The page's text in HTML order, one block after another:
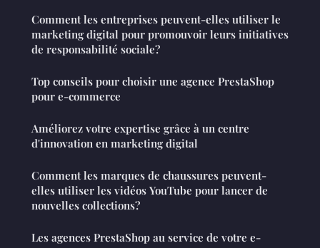
Comment les entreprises peuvent-elles utiliser le
marketing digital pour promouvoir leurs initiatives
de responsabilité sociale?
Top conseils pour choisir une agence PrestaShop
pour e-commerce
Améliorez votre expertise grâce à un centre
d'innovation en marketing digital
Comment les marques de chaussures peuvent-
elles utiliser les vidéos YouTube pour lancer de
nouvelles collections?
Les agences PrestaShop au service de votre e-